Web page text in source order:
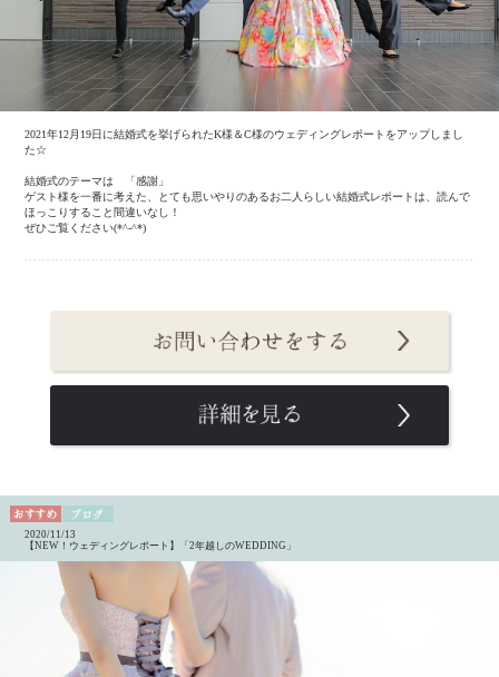
2021年12月19日に結婚式を挙げられたK様＆C様のウェディングレポートをアップしまし
た☆
結婚式のテーマは 「感謝」
ゲスト様を一番に考えた、とても思いやりのあるお二人らしい結婚式レポートは、読んで
ほっこりすること間違いなし！
ぜひご覧ください(*^-^*)
2020/11/13
【NEW！ウェディングレポート】「2年越しのWEDDING」